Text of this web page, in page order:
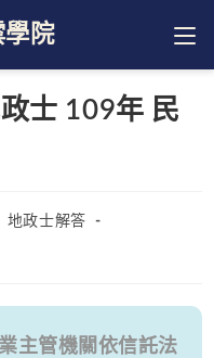
士 109年 民
地政士解答
主管機關依信託法